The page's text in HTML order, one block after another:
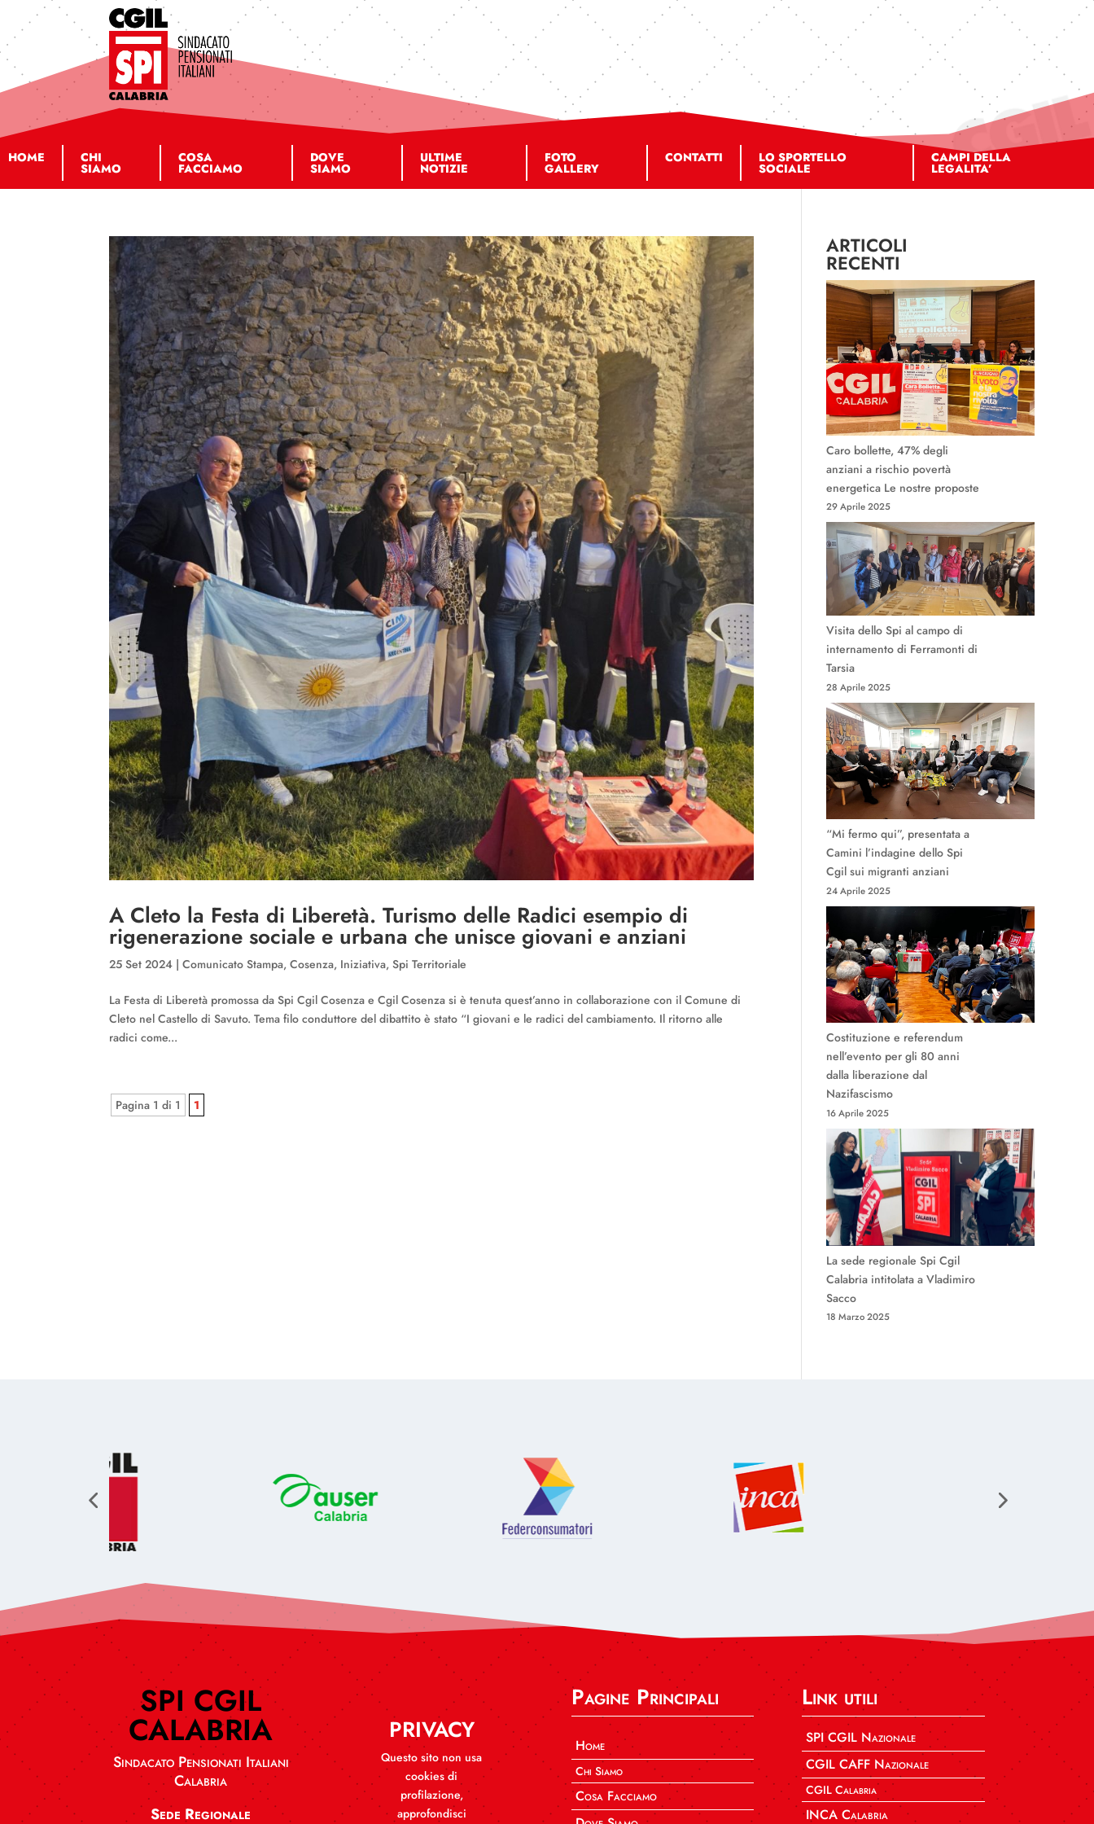
HOME CHI
SIAMO
COSA
FACCIAMO
DOVE
SIAMO
ULTIME
NOTIZIE
FOTO
GALLERY
CONTATTI LO SPORTELLO
SOCIALE
CAMPI DELLA
LEGALITA’
A Cleto la Festa di Liberetà. Turismo delle Radici esempio di
rigenerazione sociale e urbana che unisce giovani e anziani
25 Set 2024 |Comunicato Stampa,Cosenza, Iniziativa,Spi Territoriale
La Festa di Liberetà promossa da Spi Cgil Cosenza e Cgil Cosenza si è tenuta quest’anno in collaborazione con il Comune di
Cleto nel Castello di Savuto. Tema filo conduttore del dibattito è stato “I giovani e le radici del cambiamento. Il ritorno alle
radici come...
Pagina 1 di 1 1
ARTICOLI
RECENTI
Caro bollette, 47% degli
anziani a rischio povertà
energetica Le nostre proposte
29 Aprile 2025
Visita dello Spi al campo di
internamento di Ferramonti di
Tarsia
28 Aprile 2025
“Mi fermo qui”, presentata a
Camini l’indagine dello Spi
Cgil sui migranti anziani
24 Aprile 2025
Costituzione e referendum
nell’evento per gli 80 anni
dalla liberazione dal
Nazifascismo
16 Aprile 2025
La sede regionale Spi Cgil
Calabria intitolata a Vladimiro
Sacco
18 Marzo 2025
SPI CGIL
CALABRIA
Sindacato Pensionati Italiani
Calabria
Sede Regionale
PRIVACY
Questo sito non usa
cookies di
profilazione,
approfondisci
Pagine Principali
Home
Chi Siamo
Cosa Facciamo
Link utili
SPI CGIL Nazionale
CGIL CAFF Nazionale
CGIL Calabria
INCA Calabria